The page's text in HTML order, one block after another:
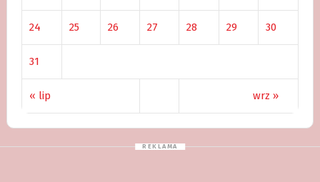
« lip wrz »
24 25 26 27 28 29 30
31